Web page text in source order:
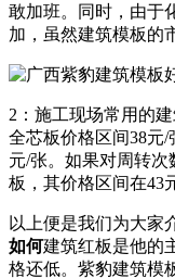
敢加班。同时，由于
加，虽然建筑模板的
2：施工现场常用的建
全芯板价格区间38元/
元/张。如果对周转
板，其价格区间在43
以上便是我们为大家
如何建筑红板是他的
格还低。紫豹建筑模